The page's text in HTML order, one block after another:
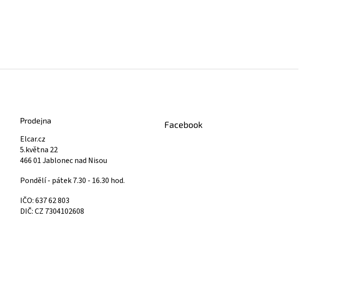
Prodejna
Elcar.cz
5.května 22
466 01 Jablonec nad Nisou
Pondělí - pátek 7.30 - 16.30 hod.
IČO: 637 62 803
DIČ: CZ 7304102608
Facebook